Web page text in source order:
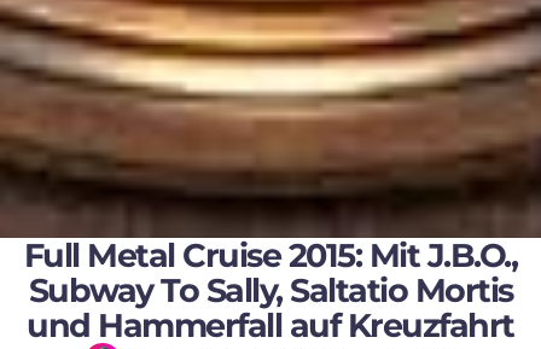
Full Metal Cruise 2015: Mit J.B.O.,
Subway To Sally, Saltatio Mortis
und Hammerfall auf Kreuzfahrt